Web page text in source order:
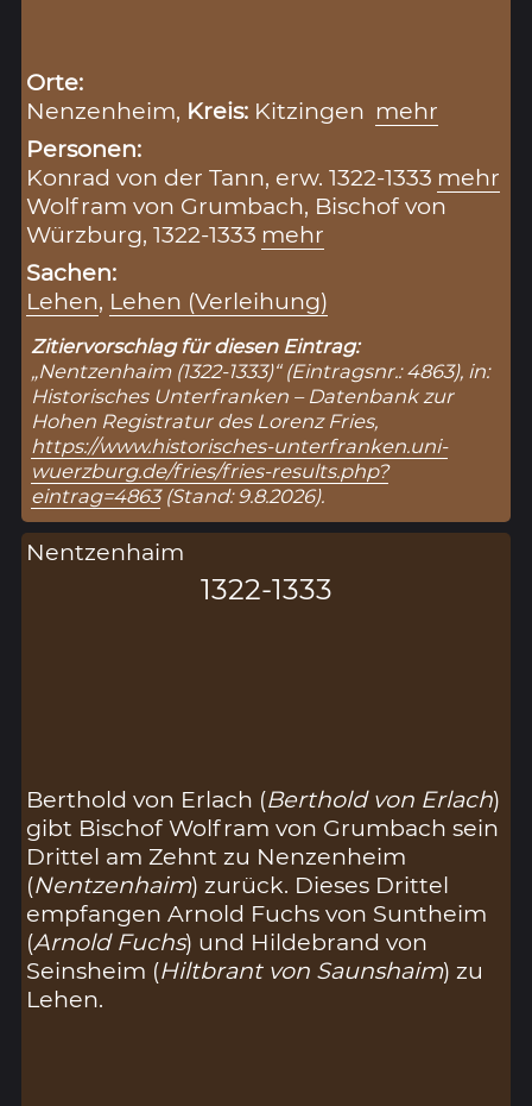
Orte:
Nenzenheim, Kreis: Kitzingen mehr
Personen:
Konrad von der Tann, erw. 1322-1333 mehr
Wolfram von Grumbach, Bischof von
Würzburg, 1322-1333 mehr
Sachen:
Lehen, Lehen (Verleihung)
Zitiervorschlag für diesen Eintrag:
„Nentzenhaim (1322-1333)“ (Eintragsnr.: 4863), in:
Historisches Unterfranken – Datenbank zur
Hohen Registratur des Lorenz Fries,
https://www.historisches-unterfranken.uni-
wuerzburg.de/fries/fries-results.php?
eintrag=4863(Stand: 9.8.2026).
Nentzenhaim
1322-1333
Berthold von Erlach (Berthold von Erlach)
gibt Bischof Wolfram von Grumbach sein
Drittel am Zehnt zu Nenzenheim
(Nentzenhaim) zurück. Dieses Drittel
empfangen Arnold Fuchs von Suntheim
(Arnold Fuchs) und Hildebrand von
Seinsheim (Hiltbrant von Saunshaim) zu
Lehen.